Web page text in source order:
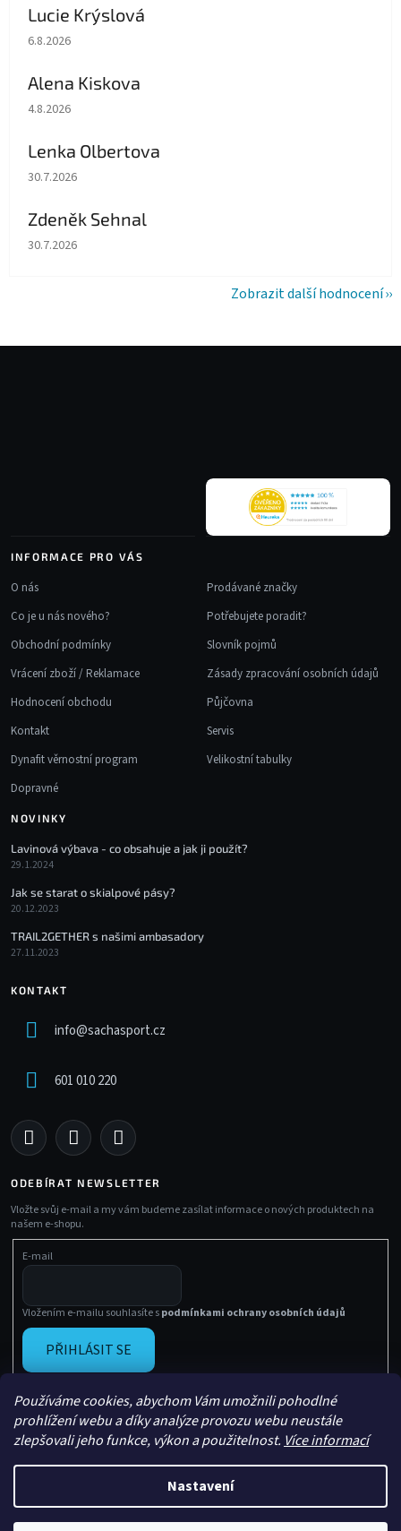
Používáme cookies, abychom Vám umožnili pohodlné
prohlížení webu a díky analýze provozu webu neustále
zlepšovali jeho funkce, výkon a použitelnost. Více informací
Nastavení
Lucie Krýslová
Hodnocení obchodu je 5 z 5 hvězdiček.
6.8.2026
Alena Kiskova
Hodnocení obchodu je 5 z 5 hvězdiček.
4.8.2026
Lenka Olbertova
Hodnocení obchodu je 5 z 5 hvězdiček.
30.7.2026
Zdeněk Sehnal
Hodnocení obchodu je 5 z 5 hvězdiček.
30.7.2026
Zobrazit další hodnocení
INFORMACE PRO VÁS
O nás
Co je u nás nového?
Obchodní podmínky
Vrácení zboží / Reklamace
Hodnocení obchodu
Kontakt
Dynafit věrnostní program
Dopravné
Prodávané značky
Potřebujete poradit?
Slovník pojmů
Zásady zpracování osobních údajů
Půjčovna
Servis
Velikostní tabulky
NOVINKY
Lavinová výbava - co obsahuje a jak ji použít?
29.1.2024
Jak se starat o skialpové pásy?
20.12.2023
TRAIL2GETHER s našimi ambasadory
27.11.2023
KONTAKT
info@sachasport.cz
601 010 220
ODEBÍRAT NEWSLETTER
Vložte svůj e-mail a my vám budeme zasílat informace o nových produktech na
našem e-shopu.
E-mail
Vložením e-mailu souhlasíte spodmínkami ochrany osobních údajů
PŘIHLÁSIT SE
Vytvořil Shoptet
Copyright 2026Sachasport. Všechna práva vyhrazena.